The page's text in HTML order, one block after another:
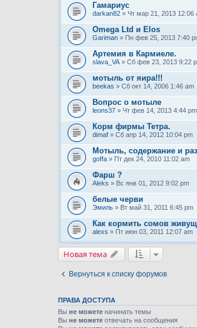
Гамариус
darkan82 » Чт мар 21, 2013 12:06
Omega Ltd и Elos
Gariman » Пн фев 25, 2013 7:40
Артемия в Кармиеле.
slava_VA » Сб фев 23, 2013 9:22
мотыль от яира!!!
beekas » Сб окт 14, 2006 1:46 am
Вопрос о мотыле
leons37 » Чт фев 14, 2013 4:44 pm
Корм фирмы Тетра.
dimaf » Сб апр 14, 2012 10:04 pm
Мотыль, содержание и
goffa » Пт дек 24, 2010 11:02 am
Фарш ?
Aleks » Вс янв 01, 2012 9:02 pm
белые черви
Эмиль » Вт май 31, 2011 6:45 pm
Как кормить сомов
alexs » Пт июн 03, 2011 12:07 am
Новая тема
Вернуться к списку форумов
ПРАВА ДОСТУПА
Вы не можете начинать темы
Вы не можете отвечать на сообщения